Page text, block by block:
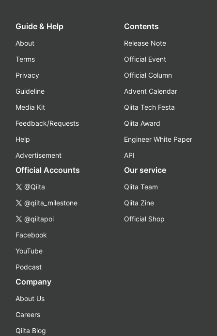
Guide & Help
About
Terms
Privacy
Guideline
Media Kit
Feedback/Requests
Help
Advertisement
Contents
Release Note
Official Event
Official Column
Advent Calendar
Qiita Tech Festa
Qiita Award
Engineer White Paper
API
Official Accounts
@Qiita
@qiita_milestone
@qiitapoi
Facebook
YouTube
Podcast
Our service
Qiita Team
Qiita Zine
Official Shop
Company
About Us
Careers
Qiita Blog